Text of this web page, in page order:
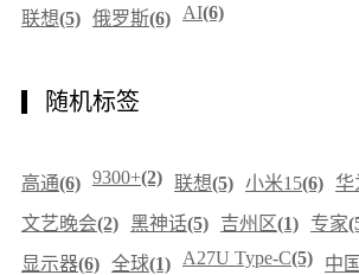
联想(5) 俄罗斯(6) AI(6)
随机标签
高通(6) 9300+(2) 联想(5) 小米15(6) 华
文艺晚会(2) 黑神话(5) 吉州区(1) 专家
显示器(6) 全球(1) A27U Type-C(5) 中